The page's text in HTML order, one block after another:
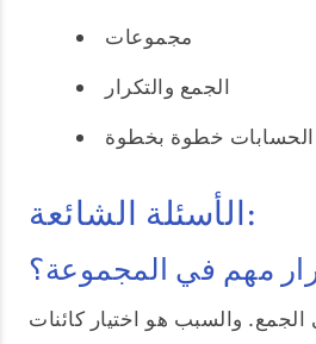
مجموعات
الجمع والتكرار
الحسابات خطوة بخطوة
الأسئلة الشائعة:
مهم في المجموعة؟
الجمع. والسبب هو اختيار كائنات